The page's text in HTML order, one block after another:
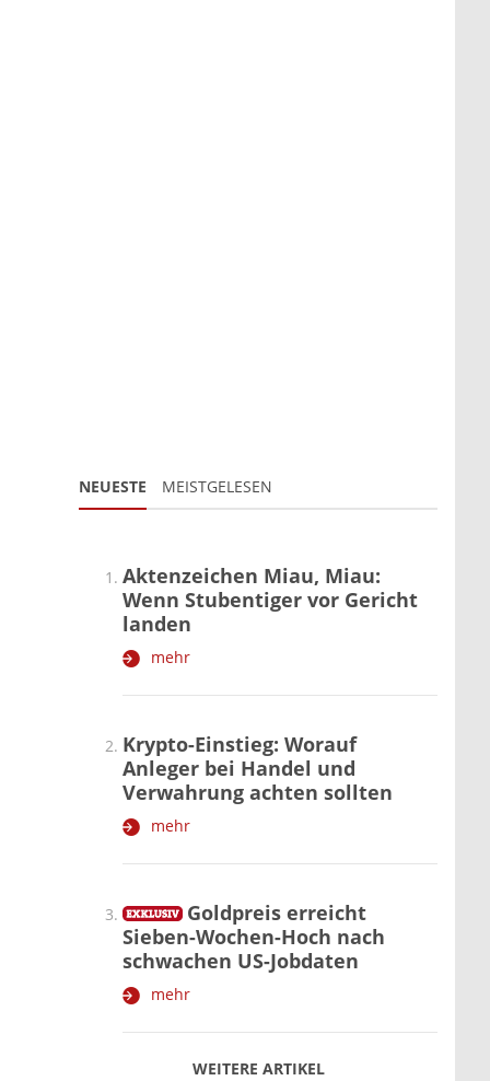
NEUESTE MEISTGELESEN
WEITERE ARTIKEL
zurückweiter
Aktenzeichen Miau, Miau:
Wenn Stubentiger vor Gericht
landen
mehr
Krypto-Einstieg: Worauf
Anleger bei Handel und
Verwahrung achten sollten
mehr
Goldpreis erreicht
Sieben-Wochen-Hoch nach
schwachen US-Jobdaten
mehr